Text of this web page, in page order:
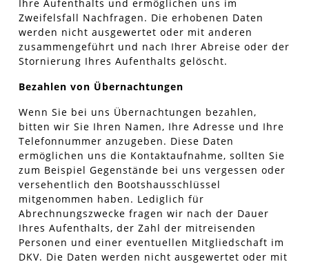
Ihre Aufenthalts und ermöglichen uns im
Zweifelsfall Nachfragen. Die erhobenen Daten
werden nicht ausgewertet oder mit anderen
zusammengeführt und nach Ihrer Abreise oder der
Stornierung Ihres Aufenthalts gelöscht.
Bezahlen von Übernachtungen
Wenn Sie bei uns Übernachtungen bezahlen,
bitten wir Sie Ihren Namen, Ihre Adresse und Ihre
Telefonnummer anzugeben. Diese Daten
ermöglichen uns die Kontaktaufnahme, sollten Sie
zum Beispiel Gegenstände bei uns vergessen oder
versehentlich den Bootshausschlüssel
mitgenommen haben. Lediglich für
Abrechnungszwecke fragen wir nach der Dauer
Ihres Aufenthalts, der Zahl der mitreisenden
Personen und einer eventuellen Mitgliedschaft im
DKV. Die Daten werden nicht ausgewertet oder mit